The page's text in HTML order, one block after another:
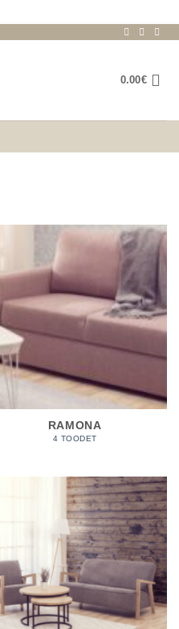
0.00€
RAMONA
4 TOODET